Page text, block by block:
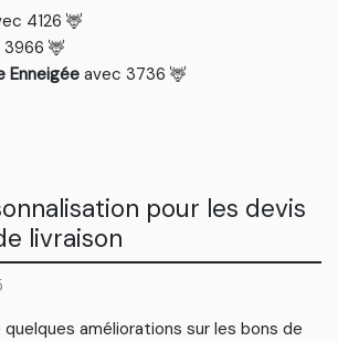
4126 🦌
🦌
Enneigée avec 3736 🦌
pour les devis
livraison
améliorations sur les bons de